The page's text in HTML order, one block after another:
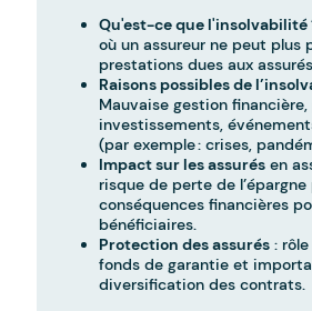
Qu'est-ce que l'insolvabilité
où un assureur ne peut plus
prestations dues aux
Raisons possibles de
Mauvaise gestion
investissements,
(par exemple : crises,
Impact sur les assurés en
risque de perte de
conséquences financières
bénéficiaires.
Protection des assurés :
fonds de garantie et
diversification des contrats.